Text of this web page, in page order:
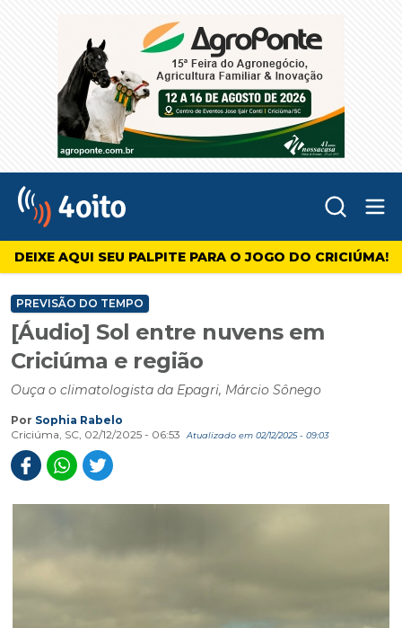
4oito
DEIXE AQUI SEU PALPITE PARA O JOGO DO CRICIÚMA!
PREVISÃO DO TEMPO
[Áudio] Sol entre nuvens em
Criciúma e região
Ouça o climatologista da Epagri, Márcio Sônego
Por Sophia Rabelo
Criciúma, SC, 02/12/2025 - 06:53
Atualizado em 02/12/2025 - 09:03